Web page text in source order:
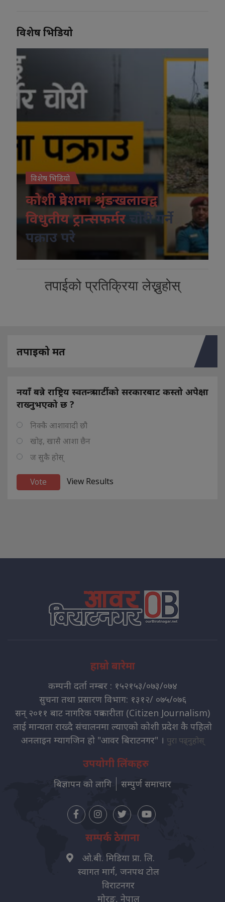
विशेष भिडियो
विशेष भिडियो
कोशी प्रदेशमा श्रृंङखलावद्व
विधुतीय ट्रान्सफर्मर
चोरी गर्ने
पक्राउ परे
तपाईको प्रतिक्रिया लेख्नुहोस्
तपाइको मत
नयाँ बन्ने राष्ट्रिय स्वतन्त्र पार्टीको सरकारबाट कस्तो अपेक्षा
राख्नुभएको छ ?
निक्कै आशावादी छौ
खोइ, खासै आशा छैन
ज सुकै होस्
View Results
हाम्रो बारेमा
कम्पनी दर्ता नम्बर : १५२१५३/०७३/०७४
सुचना तथा प्रसारण विभाग: १३१२/ ०७५/०७६
सन् २०११ बाट नागरिक पत्रकारीता (Citizen Journalism)
लाई मान्यता राख्दै संचालनमा ल्याएको कोशी प्रदेश कै पहिलो
अनलाइन म्यागजिन हो "आवर बिराटनगर" । पुरा पढ्नुहोस्
उपयोगी लिंकहरु
बिज्ञापन को लागि सम्पुर्ण समाचार
सम्पर्क ठेगाना
ओ.बी. मिडिया प्रा. लि.
स्वागत मार्ग, जनपथ टोल
विराटनगर
मोरङ, नेपाल